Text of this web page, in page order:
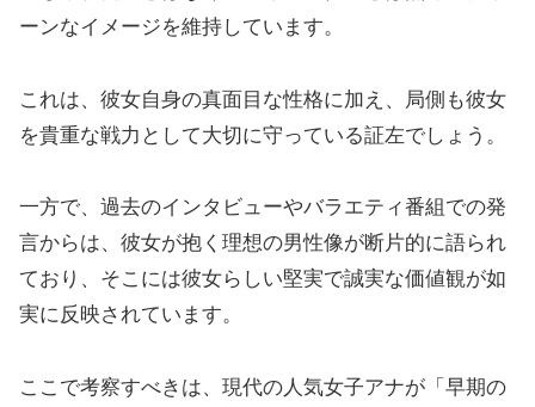
ーンなイメージを維持しています。
これは、彼女自身の真面目な性格に加え、局側も彼女
を貴重な戦力として大切に守っている証左でしょう。
一方で、過去のインタビューやバラエティ番組での発
言からは、彼女が抱く理想の男性像が断片的に語られ
ており、そこには彼女らしい堅実で誠実な価値観が如
実に反映されています。
ここで考察すべきは、現代の人気女子アナが「早期の